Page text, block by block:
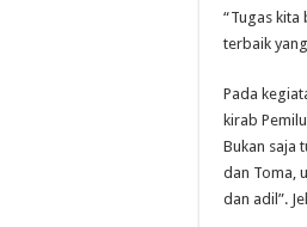
“Tugas kita
terbaik
Pada
kirab
Bukan saja
dan Toma,
dan adil”.